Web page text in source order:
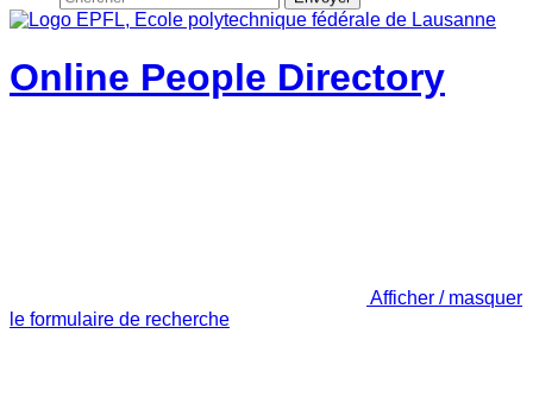
Online People Directory
Afficher / masquer
le formulaire de recherche